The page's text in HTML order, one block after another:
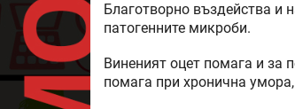
Благотворно въздейства и
патогенните микроби.
Виненият оцет помага и за
помага при хронична